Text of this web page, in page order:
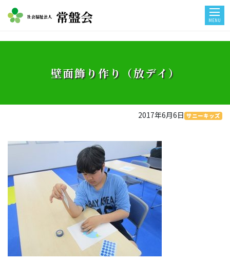
社会福祉法人 常盤会 MENU
壁面飾り作り（放デイ）
2017年6月6日 サニーキッズ